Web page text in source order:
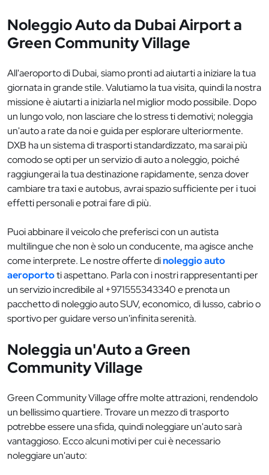
Noleggio Auto da Dubai Airport a
Green Community Village
All'aeroporto di Dubai, siamo pronti ad aiutarti a iniziare la tua
giornata in grande stile. Valutiamo la tua visita, quindi la nostra
missione è aiutarti a iniziarla nel miglior modo possibile. Dopo
un lungo volo, non lasciare che lo stress ti demotivi; noleggia
un'auto a rate da noi e guida per esplorare ulteriormente.
DXB ha un sistema di trasporti standardizzato, ma sarai più
comodo se opti per un servizio di auto a noleggio, poiché
raggiungerai la tua destinazione rapidamente, senza dover
cambiare tra taxi e autobus, avrai spazio sufficiente per i tuoi
effetti personali e potrai fare di più.
Puoi abbinare il veicolo che preferisci con un autista
multilingue che non è solo un conducente, ma agisce anche
come interprete. Le nostre offerte dinoleggio auto
aeroportoti aspettano. Parla con i nostri rappresentanti per
un servizio incredibile al +971555343340 e prenota un
pacchetto di noleggio auto SUV, economico, di lusso, cabrio o
sportivo per guidare verso un'infinita serenità.
Noleggia un'Auto a Green
Community Village
Green Community Village offre molte attrazioni, rendendolo
un bellissimo quartiere. Trovare un mezzo di trasporto
potrebbe essere una sfida, quindi noleggiare un'auto sarà
vantaggioso. Ecco alcuni motivi per cui è necessario
noleggiare un'auto: